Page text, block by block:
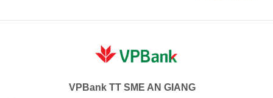
VPBank TT SME AN GIANG